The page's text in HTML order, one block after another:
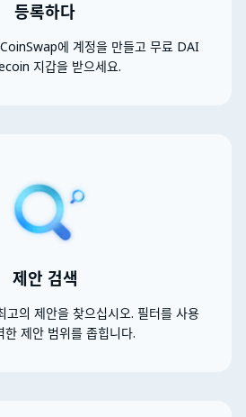
등록하다
에 계정을 만들고 무료 DAI
지갑을 받으세요.
제안 검색
고의 제안을 찾으십시오. 필터를 사용
한 제안 범위를 좁힙니다.